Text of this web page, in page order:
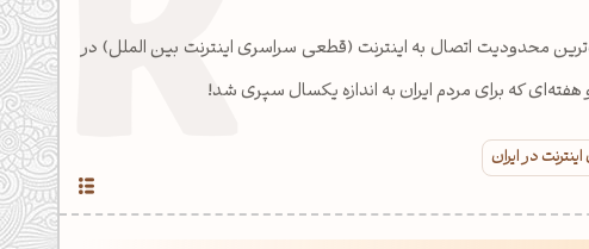
محدودیت اتصال به اینترنت (قطعی سراسری اینترنت بین الملل) در
که برای مردم ایران به اندازه یکسال سپری شد!
در ایران